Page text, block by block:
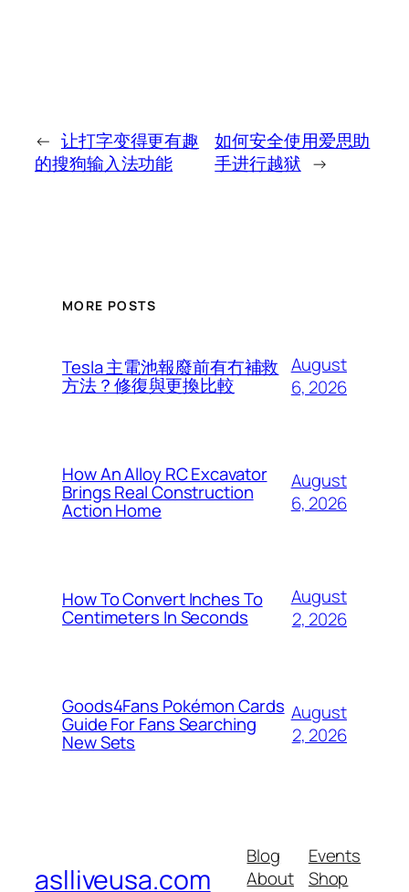
← 让打字变得更有趣
的搜狗输入法功能
如何安全使用爱思助
手进行越狱 →
MORE POSTS
Tesla 主電池報廢前有冇補救
方法？修復與更換比較
August
6, 2026
How An Alloy RC Excavator
Brings Real Construction
Action Home
August
6, 2026
How To Convert Inches To
Centimeters In Seconds
August
2, 2026
Goods4Fans Pokémon Cards
Guide For Fans Searching
New Sets
August
2, 2026
aslliveusa.com
Blog
About
Events
Shop